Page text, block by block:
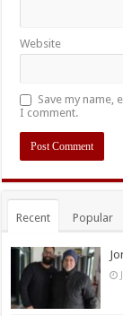
Website
Save my name,
I comment.
Recent Popular